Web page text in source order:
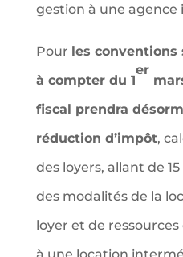
gestion à une agence
Pour les conventions
à compter du 1
er
fiscal prendra
réduction d’impôt,
des loyers, allant de
des modalités de la
loyer et de